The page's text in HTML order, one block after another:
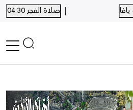
| صلاة الفجر 04:30